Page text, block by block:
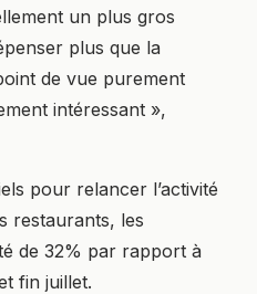
un plus gros
plus que la
de vue purement
intéressant »,
pour relancer l’activité
restaurants, les
de 32% par rapport à
fin juillet.